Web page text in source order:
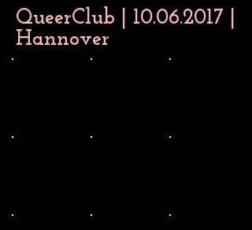
QueerClub | 10.06.2017
Hannover